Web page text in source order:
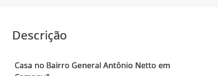
Descrição
Casa no Bairro General Antônio Netto em